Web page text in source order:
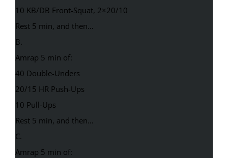
10 KB/DB Front-Squat, 2×20/10
Rest 5 min, and then…
B.
Amrap 5 min of:
40 Double-Unders
20/15 HR Push-Ups
10 Pull-Ups
Rest 5 min, and then…
C.
Amrap 5 min of: